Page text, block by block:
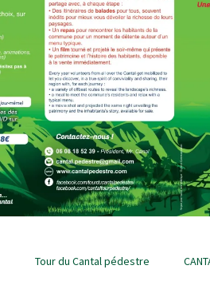
Tour du Cantal pédestre